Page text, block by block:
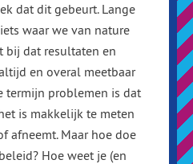
dat dit gebeurt. Lange
waar we van nature
bij dat resultaten en
en overal meetbaar
termijn problemen is dat
is makkelijk te meten
afneemt. Maar hoe doe
Hoe weet je (en